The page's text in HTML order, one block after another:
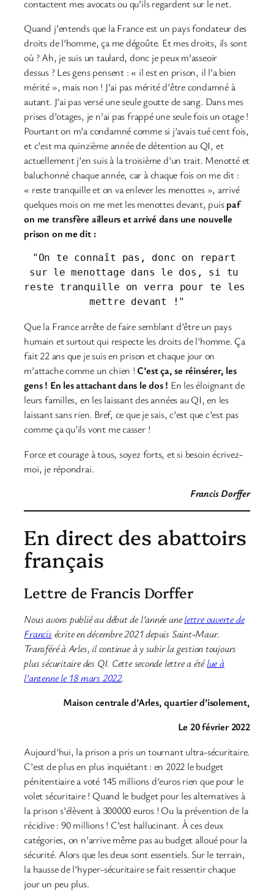
contactent mes avocats ou qu’ils regardent sur le net.
Quand j’entends que la France est un pays fondateur des
droits de l’homme, ça me dégoûte. Et mes droits, ils sont
où ? Ah, je suis un taulard, donc je peux m’asseoir
dessus ? Les gens pensent : « il est en prison, il l’a bien
mérité », mais non ! J’ai pas mérité d’être condamné à
autant. J’ai pas versé une seule goutte de sang. Dans mes
prises d’otages, je n’ai pas frappé une seule fois un otage !
Pourtant on m’a condamné comme si j’avais tué cent fois,
et c’est ma quinzième année de détention au QI, et
actuellement j’en suis à la troisième d’un trait. Menotté et
baluchonné chaque année, car à chaque fois on me dit :
« reste tranquille et on va enlever les menottes », arrivé
quelques mois on me met les menottes devant, puispaf
on me transfère ailleurs et arrivé dans une nouvelle
prison on me dit :
"On te connaît pas, donc on repart
sur le menottage dans le dos, si tu
reste tranquille on verra pour te les
mettre devant !"
Que la France arrête de faire semblant d’être un pays
humain et surtout qui respecte les droits de l’homme. Ça
fait 22 ans que je suis en prison et chaque jour on
m’attache comme un chien !C’est ça, se réinsérer, les
gens ! En les attachant dans le dos ! En les éloignant de
leurs familles, en les laissant des années au QI, en les
laissant sans rien. Bref, ce que je sais, c’est que c’est pas
comme ça qu’ils vont me casser !
Force et courage à tous, soyez forts, et si besoin écrivez-
moi, je répondrai.
Francis Dorffer
En direct des abattoirs
français
Lettre de Francis Dorffer
Nous avons publié au début de l’année unelettre ouverte de
Francis écrite en décembre 2021 depuis Saint-Maur.
Transféré à Arles, il continue à y subir la gestion toujours
plus sécuritaire des QI. Cette seconde lettre a étélue à
l’antenne le 18 mars 2022.
Maison centrale d’Arles, quartier d’isolement,
Le 20 février 2022
Aujourd’hui, la prison a pris un tournant ultra-sécuritaire.
C’est de plus en plus inquiétant : en 2022 le budget
pénitentiaire a voté 145 millions d’euros rien que pour le
volet sécuritaire ! Quand le budget pour les alternatives à
la prison s’élèvent à 300000 euros ! Ou la prévention de la
récidive : 90 millions ! C’est hallucinant. À ces deux
catégories, on n’arrive même pas au budget alloué pour la
sécurité. Alors que les deux sont essentiels. Sur le terrain,
la hausse de l’hyper-sécuritaire se fait ressentir chaque
jour un peu plus.